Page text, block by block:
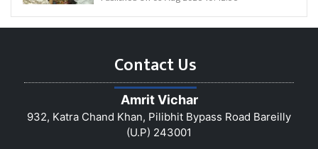
Contact Us
Amrit Vichar
932, Katra Chand Khan, Pilibhit Bypass Road Bareilly
(U.P) 243001